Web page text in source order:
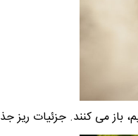
باز می کنند. جزئیات